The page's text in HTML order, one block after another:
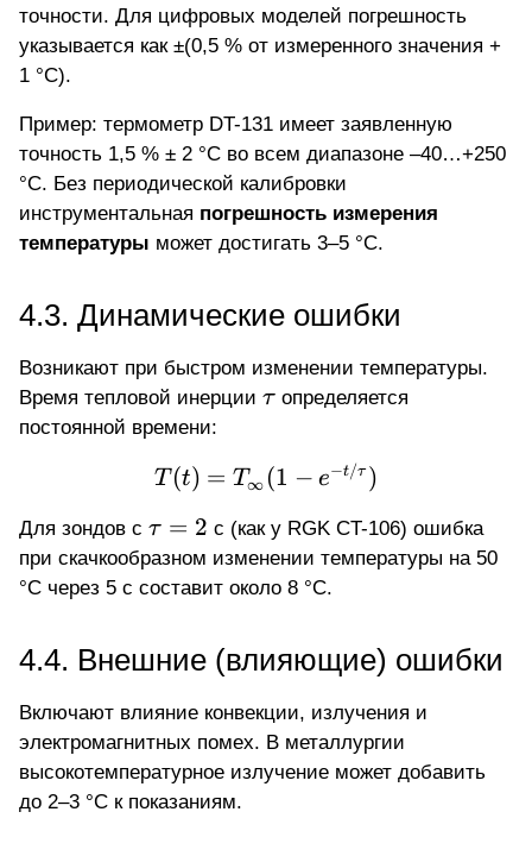
точности. Для цифровых моделей погрешность
указывается как ±(0,5 % от измеренного значения +
1 °C).
Пример: термометр DT-131 имеет заявленную
точность 1,5 % ± 2 °C во всем диапазоне –40…+250
°C. Без периодической калибровки
инструментальная погрешность измерения
температуры может достигать 3–5 °C.
4.3. Динамические ошибки
Возникают при быстром изменении температуры.
Время тепловой инерции \tau
τ определяется
постоянной времени:
T(t) = T_{\infty} (1 -
T (t) = T∞ (1 − e−t/τ )
Для зондов с \tau
= 2
τ = 2 с (как у RGK CT-106) ошибка
при скачкообразном изменении температуры на 50
°C через 5 с составит около 8 °C.
4.4. Внешние (влияющие) ошибки
Включают влияние конвекции, излучения и
электромагнитных помех. В металлургии
высокотемпературное излучение может добавить
до 2–3 °C к показаниям.